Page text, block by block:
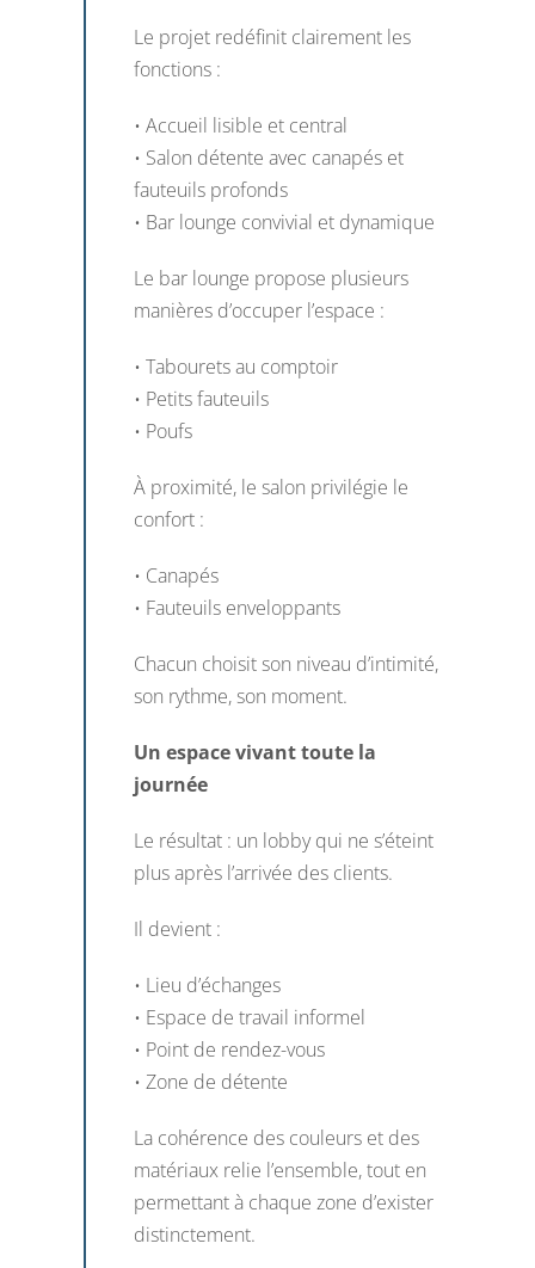
Le projet redéfinit clairement les
fonctions :
• Accueil lisible et central
• Salon détente avec canapés et
fauteuils profonds
• Bar lounge convivial et dynamique
Le bar lounge propose plusieurs
manières d’occuper l’espace :
• Tabourets au comptoir
• Petits fauteuils
• Poufs
À proximité, le salon privilégie le
confort :
• Canapés
• Fauteuils enveloppants
Chacun choisit son niveau d’intimité,
son rythme, son moment.
Un espace vivant toute la
journée
Le résultat : un lobby qui ne s’éteint
plus après l’arrivée des clients.
Il devient :
• Lieu d’échanges
• Espace de travail informel
• Point de rendez-vous
• Zone de détente
La cohérence des couleurs et des
matériaux relie l’ensemble, tout en
permettant à chaque zone d’exister
distinctement.